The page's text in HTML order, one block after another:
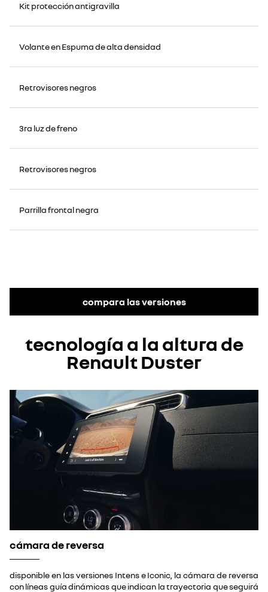
Kit protección antigravilla
Volante en Espuma de alta densidad
Retrovisores negros
3ra luz de freno
Retrovisores negros
Parrilla frontal negra
compara las versiones
tecnología a la altura de
Renault Duster
cámara de reversa
disponible en las versiones Intens e Iconic, la cámara de reversa
con líneas guía dinámicas que indican la trayectoria que seguirá